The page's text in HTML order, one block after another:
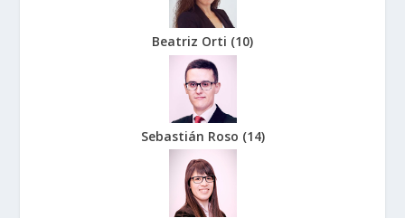
Beatriz Orti (10)
Sebastián Roso (14)